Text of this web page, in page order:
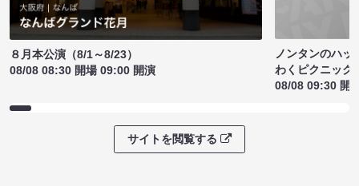
８月本公演（8/1～8/23）
08/08 08:30 開場 09:00 開演
ノンタンのハッ
わくピクニック
08/08 09:30 開
サイトを閲覧する